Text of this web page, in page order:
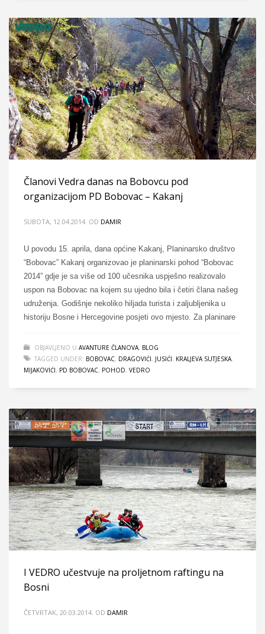
Članovi Vedra danas na Bobovcu pod
organizacijom PD Bobovac – Kakanj
SUBOTA, 12.04.2014. OD DAMIR
U povodu 15. aprila, dana općine Kakanj, Planinarsko društvo
“Bobovac” Kakanj organizovao je planinarski pohod “Bobovac
2014” gdje je sa više od 100 učesnika uspješno realizovalo
uspon na Bobovac na kojem su ujedno bila i četiri člana našeg
udruženja. Godišnje nekoliko hiljada turista i zaljubljenika u
historiju Bosne i Hercegovine posjeti ovo mjesto. Za planinare
OBJAVLJENO U AVANTURE ČLANOVA, BLOG
TAGGED UNDER: BOBOVAC, DRAGOVIĆI, JUSIĆI, KRALJEVA SUTJESKA,
MIJAKOVIĆI, PD BOBOVAC, POHOD, VEDRO
I VEDRO učestvuje na proljetnom raftingu na
Bosni
ČETVRTAK, 20.03.2014. OD DAMIR